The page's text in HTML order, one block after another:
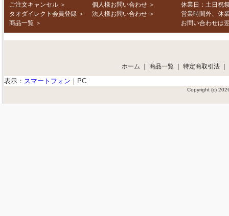
ご注文キャンセル ＞
タオダイレクト会員登録 ＞
商品一覧 ＞
個人様お問い合わせ ＞
法人様お問い合わせ ＞
休業日：土日祝
営業時間外、休
お問い合わせは
ホーム 商品一覧 特定商取引法
表示： スマートフォン ｜ PC
Copyright (c)